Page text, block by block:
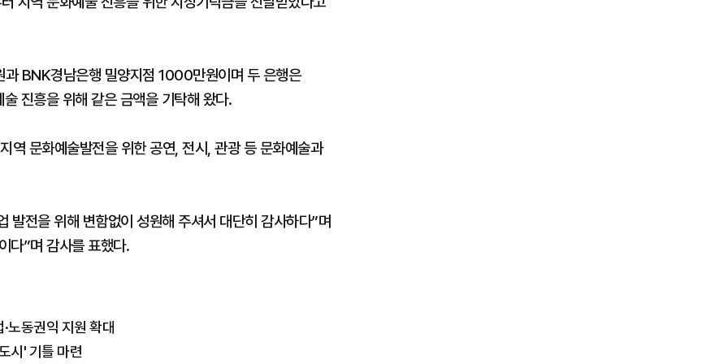
BNK경남은행 밀양지점 1000만원이며 두 은행은
진흥을 위해 같은 금액을 기탁해 왔다.
역 문화예술발전을 위한 공연, 전시, 관광 등 문화예술과
발전을 위해 변함없이 성원해 주셔서 대단히 감사하다”며
다”며 감사를 표했다.
노동권익 지원 확대
시' 기틀 마련